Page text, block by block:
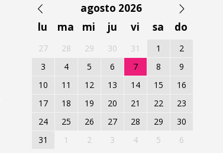
agosto 2026
lu
ma mi ju vi sa do
27 28 29 30 31 1
2
3
4 5 6 7 8
9
10
11 12 13 14 15
16
17
18 19 20 21 22
23
24
25 26 27 28 29
30
31
1 2 3 4 5 6